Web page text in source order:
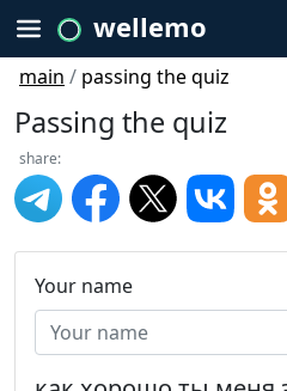
wellemo
main / passing the quiz
Passing the quiz
share:
Your name